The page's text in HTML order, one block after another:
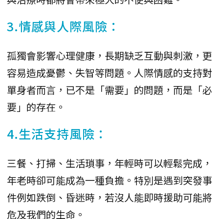
3.情感與人際風險：
孤獨會影響心理健康，長期缺乏互動與刺激，更
容易造成憂鬱、失智等問題。人際情感的支持對
單身者而言，已不是「需要」的問題，而是「必
要」的存在。
4.生活支持風險：
三餐、打掃、生活瑣事，年輕時可以輕鬆完成，
年老時卻可能成為一種負擔。特別是遇到突發事
件例如跌倒、昏迷時，若沒人能即時援助可能將
危及我們的生命。